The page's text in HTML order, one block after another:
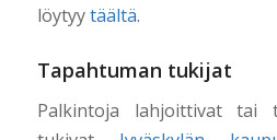
löytyytäältä.
Tapahtuman tukijat
Palkintoja lahjoittivat tai